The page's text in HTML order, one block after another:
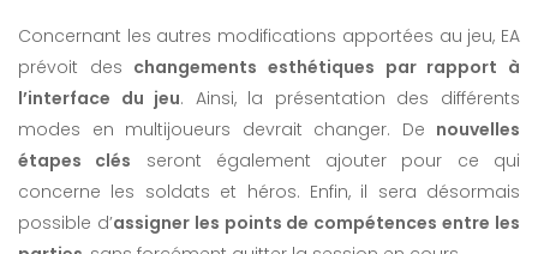
Concernant les autres modifications apportées au jeu, EA
prévoit des changements esthétiques par rapport à
l’interface du jeu. Ainsi, la présentation des différents
modes en multijoueurs devrait changer. De nouvelles
étapes clés seront également ajouter pour ce qui
concerne les soldats et héros. Enfin, il sera désormais
possible d’assigner les points de compétences entre les